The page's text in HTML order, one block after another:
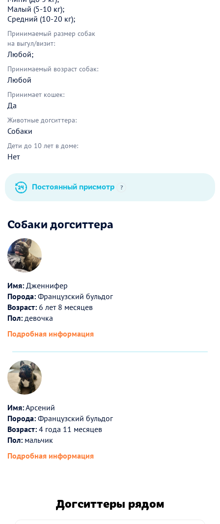
Малый (5-10 кг);
Средний (10-20 кг);
Принимаемый размер собак
на выгул/визит:
Любой;
Принимаемый возраст собак:
Любой
Принимает кошек:
Да
Животные догситтера:
Собаки
Дети до 10 лет в доме:
Нет
Постоянный присмотр ?
Собаки догситтера
Имя: Дженнифер
Порода: Французский бульдог
Возраст: 6 лет 8 месяцев
Пол: девочка
Подробная информация
Имя:Арсений
Порода: Французский бульдог
Возраст: 4 года 11 месяцев
Пол: мальчик
Подробная информация
Догситтеры рядом